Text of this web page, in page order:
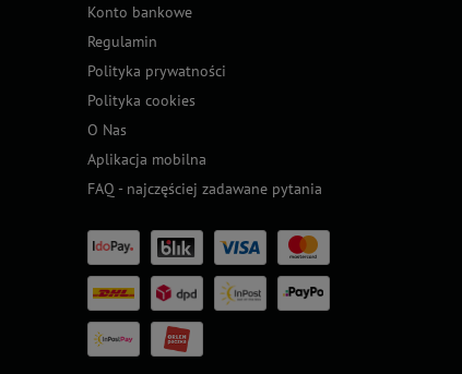
Konto bankowe
Regulamin
Polityka prywatności
Polityka cookies
O Nas
Aplikacja mobilna
FAQ - najczęściej zadawane pytania